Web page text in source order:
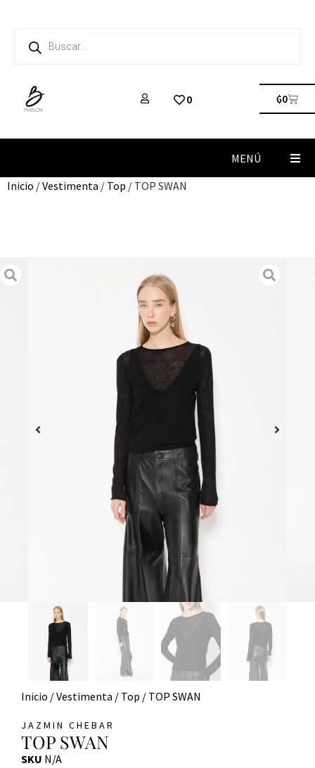
0 ₲0
MENÚ
Inicio /Vestimenta / Top / TOP SWAN
Inicio /Vestimenta / Top / TOP SWAN
JAZMIN CHEBAR
TOP SWAN
SKU N/A